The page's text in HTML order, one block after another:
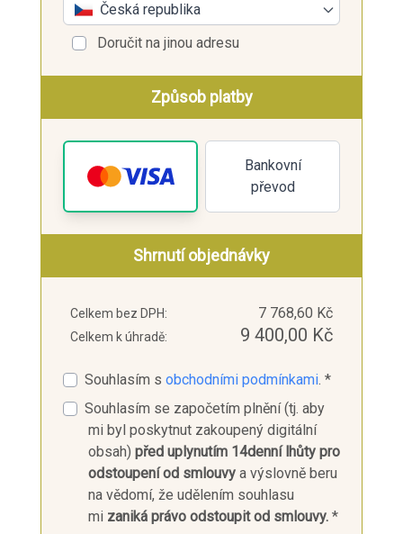
Česká republika
Doručit na jinou adresu
Způsob platby
Bankovní
převod
Shrnutí objednávky
Celkem bez DPH: 7 768,60 Kč
Celkem k úhradě: 9 400,00 Kč
Souhlasím s obchodními podmínkami. *
Souhlasím se započetím plnění (tj. aby
mi byl poskytnut zakoupený digitální
obsah) před uplynutím 14denní lhůty pro
odstoupení od smlouvya výslovně beru
na vědomí, že udělením souhlasu
mi zaniká právo odstoupit od smlouvy.*